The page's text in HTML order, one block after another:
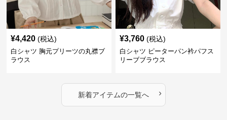
¥4,420 (税込)
白シャツ 胸元プリーツの丸襟ブ
ラウス
¥3,760 (税込)
白シャツ ピーターパン衿パフス
リーブブラウス
新着アイテムの一覧へ ›